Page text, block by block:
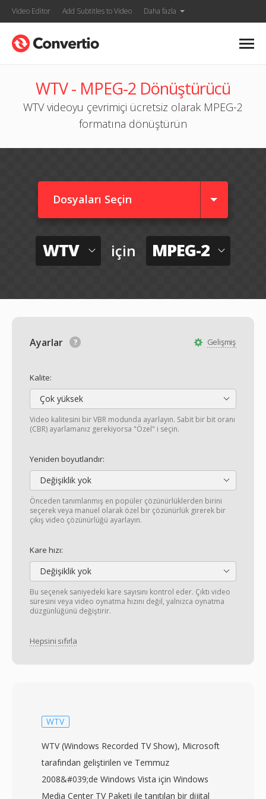
Video Editor Add Subtitles to Video Daha fazla
WTV - MPEG-2 Dönüştürücü
WTV videoyu çevrimiçi ücretsiz olarak MPEG-2
formatına dönüştürün
Dosyaları Seçin
WTV için MPEG-2
Gelişmiş
Ayarlar
Kalite:
Çok yüksek
Video kalitesini bir VBR modunda ayarlayın. Sabit bir bit oranı
(CBR) ayarlamanız gerekiyorsa "Özel" i seçin.
Yeniden boyutlandır:
Değişiklik yok
Önceden tanımlanmış en popüler çözünürlüklerden birini
seçerek veya manuel olarak özel bir çözünürlük girerek bir
çıkış video çözünürlüğü ayarlayın.
Kare hızı:
Değişiklik yok
Bu seçenek saniyedeki kare sayısını kontrol eder. Çıktı video
süresini veya video oynatma hızını değil, yalnızca oynatma
düzgünlüğünü değiştirir.
Hepsini sıfırla
WTV
WTV (Windows Recorded TV Show), Microsoft
tarafından geliştirilen ve Temmuz
2008&#039;de Windows Vista için Windows
Media Center TV Paketi ile tanıtılan bir dijital